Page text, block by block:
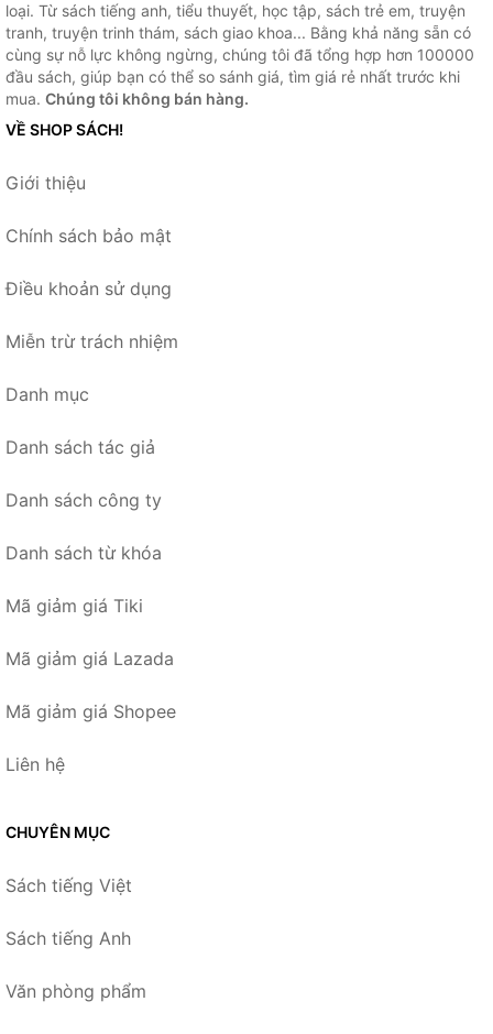
loại. Từ sách tiếng anh, tiểu thuyết, học tập, sách trẻ em, truyện
tranh, truyện trinh thám, sách giao khoa... Bằng khả năng sẵn có
cùng sự nỗ lực không ngừng, chúng tôi đã tổng hợp hơn 100000
đầu sách, giúp bạn có thể so sánh giá, tìm giá rẻ nhất trước khi
mua. Chúng tôi không bán hàng.
VỀ SHOP SÁCH!
Giới thiệu
Chính sách bảo mật
Điều khoản sử dụng
Miễn trừ trách nhiệm
Danh mục
Danh sách tác giả
Danh sách công ty
Danh sách từ khóa
Mã giảm giá Tiki
Mã giảm giá Lazada
Mã giảm giá Shopee
Liên hệ
CHUYÊN MỤC
Sách tiếng Việt
Sách tiếng Anh
Văn phòng phẩm